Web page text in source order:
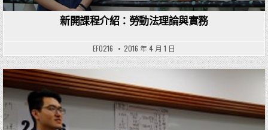
新開課程介紹：勞動法理論與實務
EF0216 2016 年 4 月 1 日
Posted in